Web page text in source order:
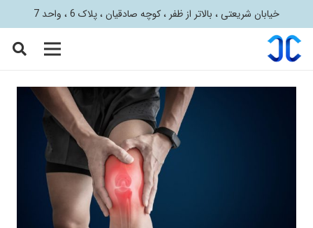
خیابان شریعتی ، بالاتر از ظفر ، کوچه صادقیان ، پلاک 6 ، واحد 7